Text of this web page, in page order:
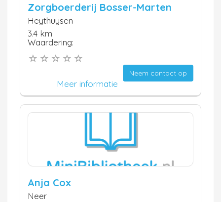
Zorgboerderij Bosser-Marten
Heythuysen
3.4 km
Waardering:
Neem contact op
Meer informatie
Anja Cox
Neer